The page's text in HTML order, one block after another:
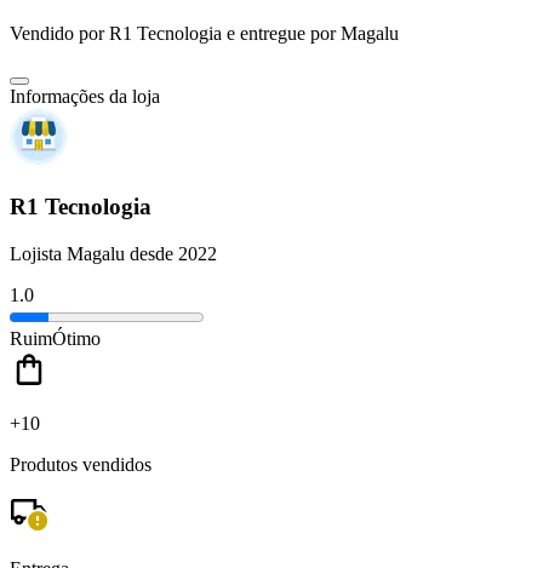
Vendido porR1 Tecnologia e entregue por Magalu
Informações da loja
R1 Tecnologia
Lojista Magalu desde 2022
1.0
RuimÓtimo
+10
Produtos vendidos